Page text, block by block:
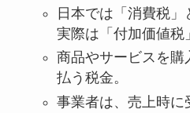
日本では「消費税」
実際は「付加価値税
商品やサービスを購
払う税金。
事業者は、売上時に